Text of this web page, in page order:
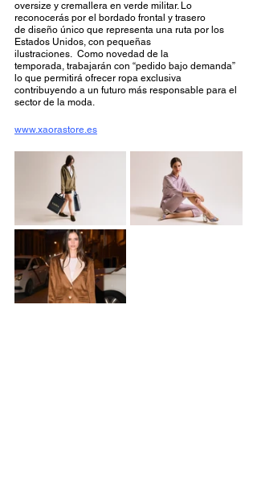
oversize y cremallera en verde militar. Lo
reconocerás por el bordado frontal y trasero
de diseño único que representa una ruta por los
Estados Unidos, con pequeñas
ilustraciones.  Como novedad de la
temporada, trabajarán con “pedido bajo demanda”
lo que permitirá ofrecer ropa exclusiva
contribuyendo a un futuro más responsable para el
sector de la moda.
www.xaorastore.es